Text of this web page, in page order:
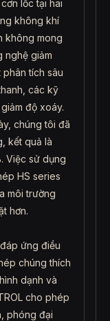
lốc tại hai
không khí
không mong
nghệ giảm
phân tích sâu
các kỹ
độ xoáy.
chúng tôi đã
kết quả là
Việc sử dụng
HS series
môi trường
hơn.
ứng điều
chúng thích
dạnh và
cho phép
phóng đại